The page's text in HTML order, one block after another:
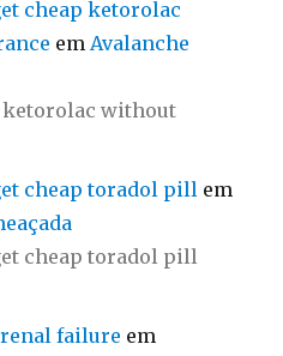
cheap ketorolac
em Avalanche
ketorolac without
cheap toradol pill em
cheap toradol pill
failure em